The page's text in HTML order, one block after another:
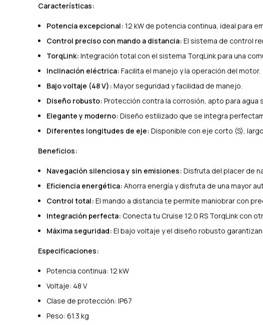
Características:
Potencia excepcional: 12 kW de potencia continua, ideal para
Control preciso con mando a distancia: El sistema de control
TorqLink: Integración total con el sistema TorqLink para una
Inclinación eléctrica: Facilita el manejo y la operación del motor.
Bajo voltaje (48 V): Mayor seguridad y facilidad de manejo.
Diseño robusto: Protección contra la corrosión, apto para agua
Elegante y moderno: Diseño estilizado que se integra
Diferentes longitudes de eje: Disponible con eje corto (S),
Beneficios:
Navegación silenciosa y sin emisiones: Disfruta del placer de
Eficiencia energética: Ahorra energía y disfruta de una mayor
Control total: El mando a distancia te permite maniobrar con
Integración perfecta: Conecta tu Cruise 12.0 RS TorqLink con
Máxima seguridad: El bajo voltaje y el diseño robusto
Especificaciones:
Potencia continua: 12 kW
Voltaje: 48 V
Clase de protección: IP67
Peso: 61.3 kg